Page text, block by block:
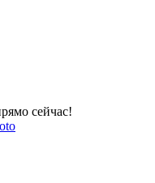
сейчас!